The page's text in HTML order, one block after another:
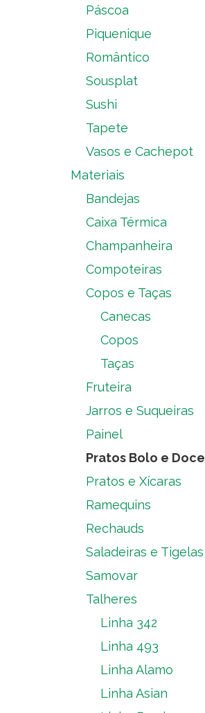
Páscoa
Piquenique
Romântico
Sousplat
Sushi
Tapete
Vasos e Cachepot
Materiais
Bandejas
Caixa Térmica
Champanheira
Compoteiras
Copos e Taças
Canecas
Copos
Taças
Fruteira
Jarros e Suqueiras
Painel
Pratos Bolo e Doce
Pratos e Xícaras
Ramequins
Rechauds
Saladeiras e Tigelas
Samovar
Talheres
Linha 342
Linha 493
Linha Alamo
Linha Asian